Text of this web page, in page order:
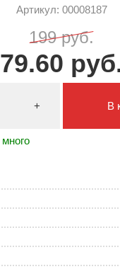
Артикул: 00008187
199 руб.
79.60
+
много
В